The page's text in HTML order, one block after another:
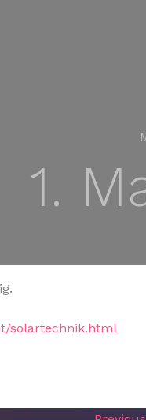
1.
solartechnik.html